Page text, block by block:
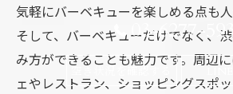
気軽にバーベキューを楽しめる点も人
そして、バーベキューだけでなく、
み方ができることも魅力です。周辺
ェやレストラン、ショッピングスポ
03-6277-